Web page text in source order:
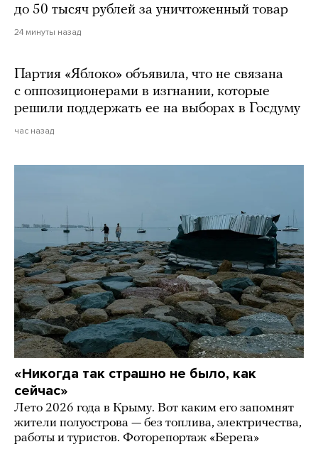
до 50 тысяч рублей за уничтоженный товар
24 минуты назад
Партия «Яблоко» объявила, что не связана
с оппозиционерами в изгнании, которые
решили поддержать ее на выборах в Госдуму
час назад
«Никогда так страшно не было, как
сейчас»
Лето 2026 года в Крыму. Вот каким его запомнят
жители полуострова — без топлива, электричества,
работы и туристов. Фоторепортаж «Берега»